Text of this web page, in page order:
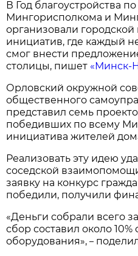
В Год благоустройства
Мингорисполкома и
организовали
инициатив, где каждый
смог внести
столицы, пишет «Минск-
Орловский окружной
общественного
представил семь
победивших по всему
инициатива жителей
Реализовать эту идею
соседской
заявку на конкурс
победили, получили
«Деньги собрали всего
сбор составил около 10%
оборудования»,–